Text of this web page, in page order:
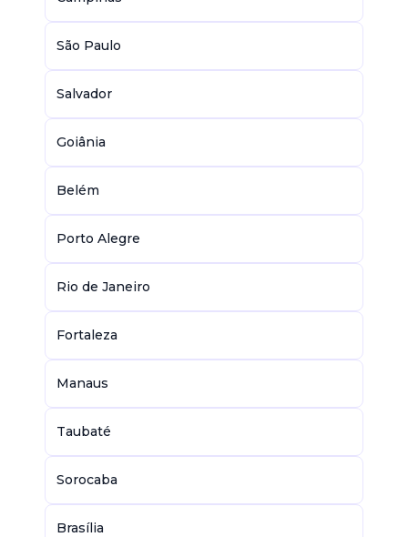
São Paulo
Salvador
Goiânia
Belém
Porto Alegre
Rio de Janeiro
Fortaleza
Manaus
Taubaté
Sorocaba
Brasília